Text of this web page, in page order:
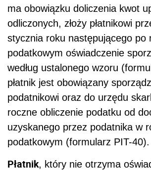
ma obowiązku doliczenia kwot
odliczonych, złoży płatnikowi
stycznia roku następującego po
podatkowym oświadczenie
według ustalonego wzoru
płatnik jest obowiązany
podatnikowi oraz do urzędu
roczne obliczenie podatku od
uzyskanego przez podatnika w
podatkowym (formularz PIT-40).
Płatnik, który nie otrzyma